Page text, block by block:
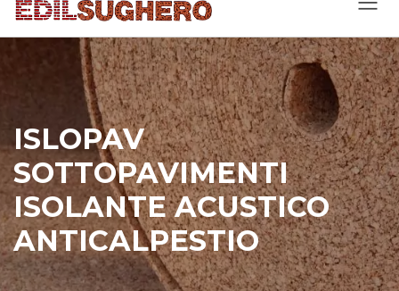
ISLOPAV
SOTTOPAVIMENTI
ISOLANTE ACUSTICO
ANTICALPESTIO